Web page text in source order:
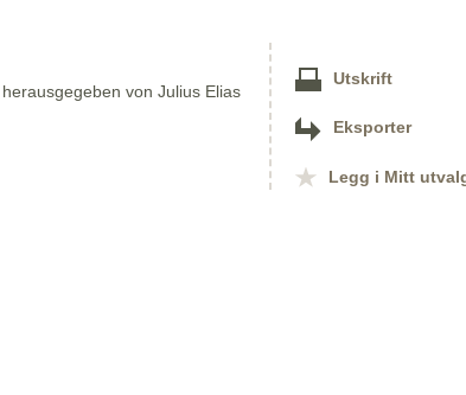
von Julius Elias
Utskrift
Eksporter
Legg i Mitt